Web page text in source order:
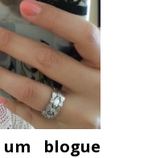
blogue